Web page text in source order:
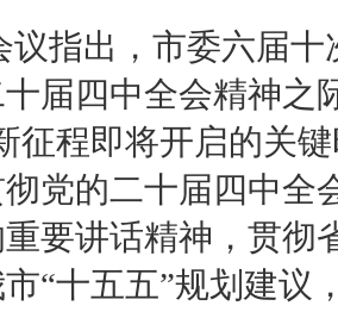
议指出，市委六届
届四中全会精神之
征程即将开启的关
彻党的二十届四中全
重要讲话精神，贯彻
“十五五”规划建议